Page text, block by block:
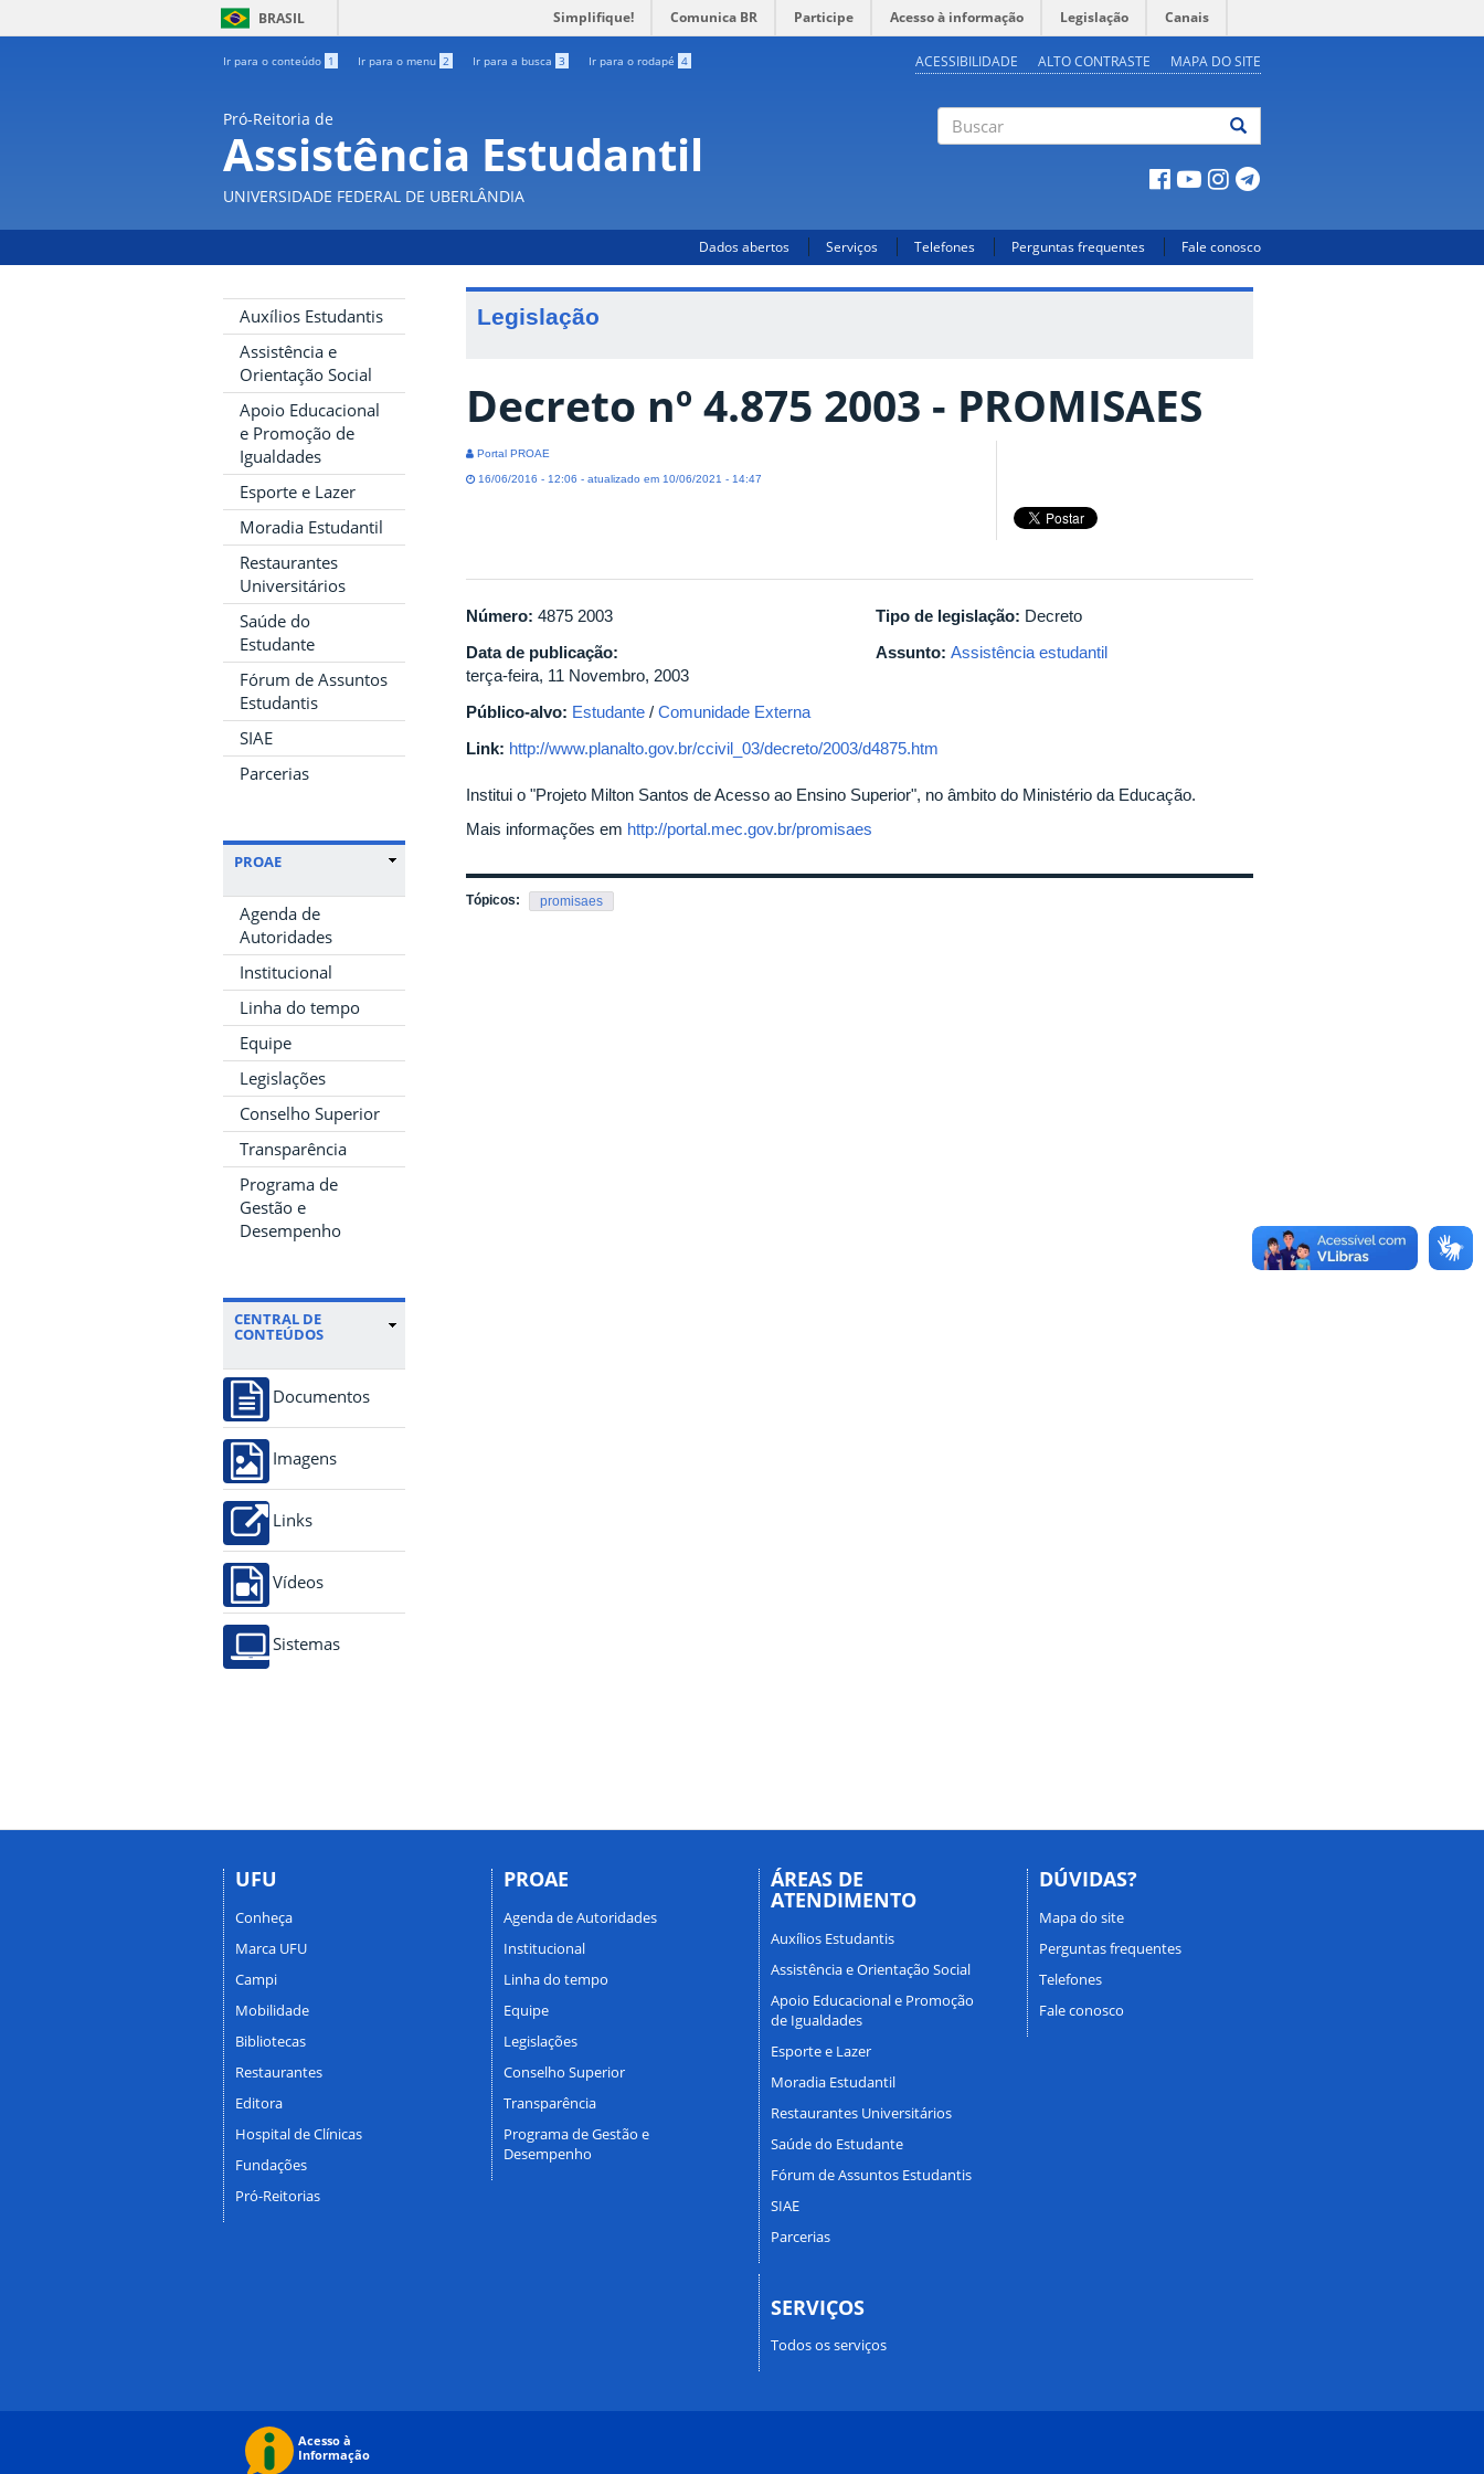
BRASIL Simplifique! Comunica BR Participe Acesso à informação Legislação Canais
Ir para o conteúdo 1 Ir para o menu 2 Ir para a busca 3 Ir para o rodapé 4 ACESSIBILIDADE ALTO CONTRASTE MAPA DO SITE
Pró-Reitoria de
Assistência Estudantil
UNIVERSIDADE FEDERAL DE UBERLÂNDIA
Dados abertos Serviços Telefones Perguntas frequentes Fale conosco
Auxílios Estudantis
Assistência e
Orientação Social
Apoio Educacional
e Promoção de
Igualdades
Esporte e Lazer
Moradia Estudantil
Restaurantes
Universitários
Saúde do
Estudante
Fórum de Assuntos
Estudantis
SIAE
Parcerias
PROAE
Agenda de
Autoridades
Institucional
Linha do tempo
Equipe
Legislações
Conselho Superior
Transparência
Programa de
Gestão e
Desempenho
CENTRAL DE
CONTEÚDOS
Documentos
Imagens
Links
Vídeos
Sistemas
Legislação
Decreto nº 4.875 2003 - PROMISAES
Portal PROAE
16/06/2016 - 12:06 - atualizado em 10/06/2021 - 14:47
Número: 4875 2003
Data de publicação:
terça-feira, 11 Novembro, 2003
Público-alvo: Estudante / Comunidade Externa
Tipo de legislação: Decreto
Assunto:Assistência estudantil
Link: http://www.planalto.gov.br/ccivil_03/decreto/2003/d4875.htm
Institui o "Projeto Milton Santos de Acesso ao Ensino Superior", no âmbito do Ministério da Educação.
Mais informações em http://portal.mec.gov.br/promisaes
Tópicos: promisaes
UFU
Conheça
Marca UFU
Campi
Mobilidade
Bibliotecas
Restaurantes
Editora
Hospital de Clínicas
Fundações
Pró-Reitorias
PROAE
Agenda de Autoridades
Institucional
Linha do tempo
Equipe
Legislações
Conselho Superior
Transparência
Programa de Gestão e
Desempenho
ÁREAS DE
ATENDIMENTO
Auxílios Estudantis
Assistência e Orientação Social
Apoio Educacional e Promoção
de Igualdades
Esporte e Lazer
Moradia Estudantil
Restaurantes Universitários
Saúde do Estudante
Fórum de Assuntos Estudantis
SIAE
Parcerias
SERVIÇOS
Todos os serviços
DÚVIDAS?
Mapa do site
Perguntas frequentes
Telefones
Fale conosco